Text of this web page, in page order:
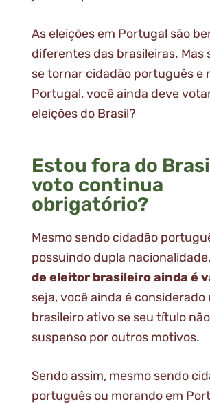
As eleições em Portugal são
diferentes das brasileiras. Mas
se tornar cidadão português e
Portugal, você ainda deve
eleições do Brasil?
Estou fora do
voto continua
obrigatório?
Mesmo sendo cidadão
possuindo dupla nacionalidade,
de eleitor brasileiro ainda é
seja, você ainda é considerado
brasileiro ativo se seu título
suspenso por outros motivos.
Sendo assim, mesmo sendo
português ou morando em